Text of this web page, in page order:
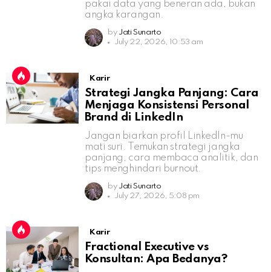
pakai data yang beneran ada, bukan
angka karangan.
by Jati Sunarto
July 22, 2026, 10:53 am
Karir
Strategi Jangka Panjang: Cara
Menjaga Konsistensi Personal
Brand di LinkedIn
Jangan biarkan profil LinkedIn-mu
mati suri. Temukan strategi jangka
panjang, cara membaca analitik, dan
tips menghindari burnout.
by Jati Sunarto
July 27, 2026, 5:08 pm
Karir
Fractional Executive vs
Konsultan: Apa Bedanya?